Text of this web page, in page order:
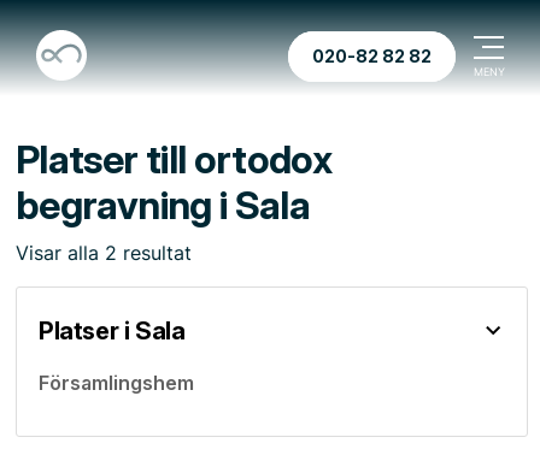
020-82 82 82
Platser till ortodox
begravning i Sala
Visar alla 2 resultat
Platser i Sala
Församlingshem